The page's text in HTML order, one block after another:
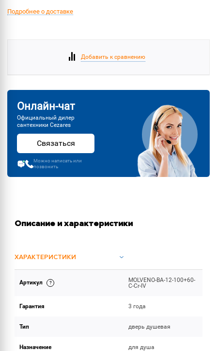
Подробнее о доставке
Добавить к сравнению
Онлайн-чат
Официальный дилер
сантехники Cezares
Связаться
Можно написать или
позвонить
Описание и характеристики
ХАРАКТЕРИСТИКИ
ОБЪЕМ ПОСТАВКИ
Артикул
MOLVENO-BA-12-100+60-
C-Cr-IV
Гарантия 3 года
Тип дверь душевая
Назначение для душа